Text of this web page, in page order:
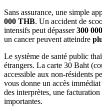
Sans assurance, une simple
000 THB. Un accident de
intensifs peut dépasser300
un cancer peuvent atteindre
Le système de santé public
étrangers. La carte 30 Baht
accessible aux non-résidents
vous donne un accès
des interprètes, une
importantes.